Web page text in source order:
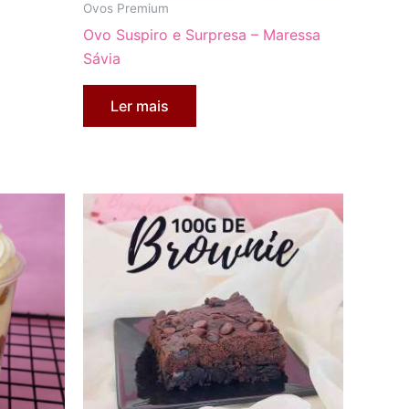
Ovos Premium
Ovo Suspiro e Surpresa – Maressa
Sávia
Ler mais